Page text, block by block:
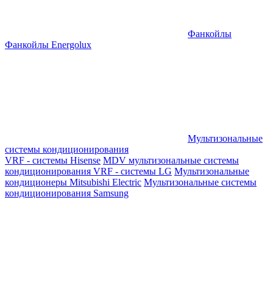
Фанкойлы
Фанкойлы Energolux
Мультизональные
системы кондиционирования
VRF - системы Hisense MDV мультизональные системы
кондиционирования VRF - системы LG Мультизональные
кондиционеры Mitsubishi Electric Мультизональные системы
кондиционирования Samsung